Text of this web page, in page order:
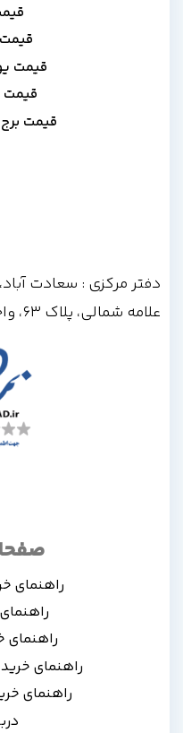
قیمت
قیمت
قیمت
راهنمای
راهنمای
راهنمای
راهنمای
دفتر مرکزی : سعادت
علامه شمالی، پلاک 63، واحد 1